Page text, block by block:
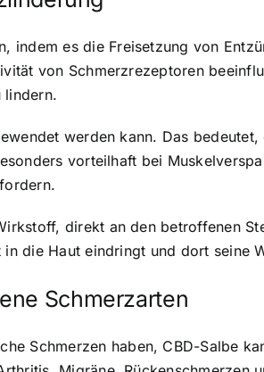
indem es die Freisetzung von
von Schmerzrezeptoren
lindern.
werden kann. Das
vorteilhaft bei
direkt an den betroffenen
die Haut eindringt und dort seine
Schmerzarten
Schmerzen haben, CBD-Salbe